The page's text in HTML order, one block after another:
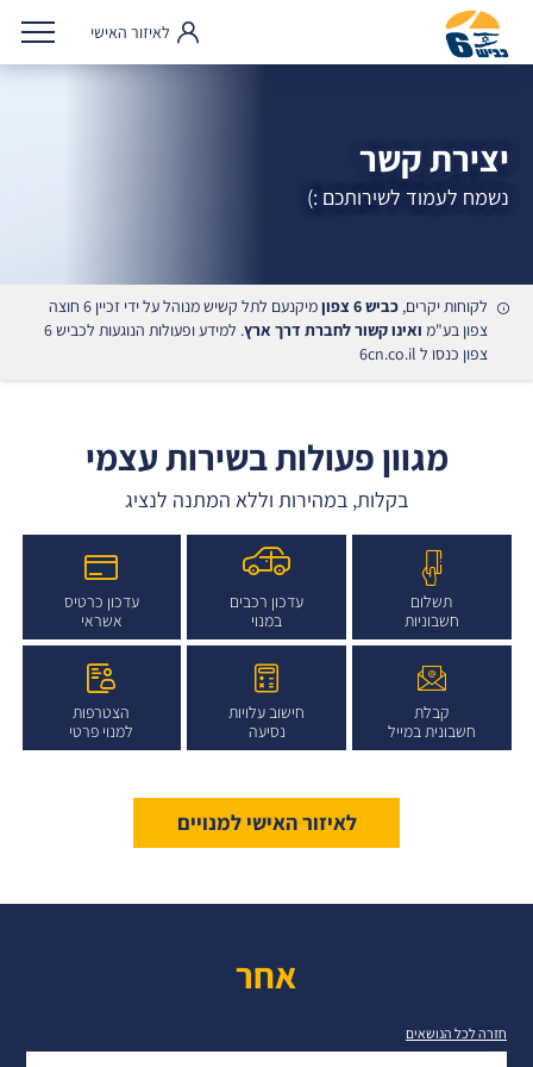
לאיזור האישי
יצירת קשר
נשמח לעמוד לשירותכם :)
לקוחות יקרים, כביש 6 צפון
מיקנעם לתל קשיש מנוהל על ידי זכיין 6 חוצה
צפון בע"מ ואינו קשור לחברת דרך ארץ
. למידע ופעולות הנוגעות לכביש 6
צפון כנסו ל 6cn.co.il
מגוון פעולות בשירות עצמי
בקלות, במהירות וללא המתנה לנציג
תשלום
חשבוניות
עדכון רכבים
במנוי
עדכון כרטיס
אשראי
קבלת
חשבונית במייל
חישוב עלויות
נסיעה
הצטרפות
למנוי פרטי
לאיזור האישי למנויים
אחר
חזרה לכל הנושאים